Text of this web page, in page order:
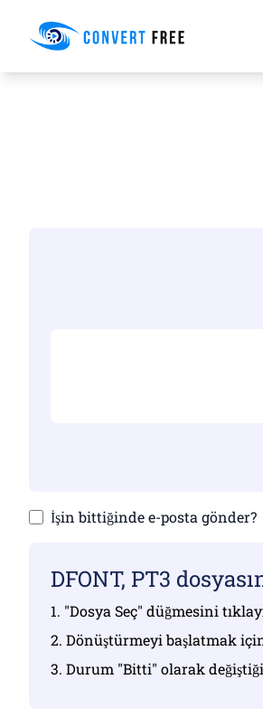
Convert Free
İşin bittiğinde e-posta gönder?
DFONT, PT3
1. "Dosya Seç" düğmesini
2. Dönüştürmeyi başlatmak
3. Durum "Bitti" olarak